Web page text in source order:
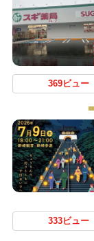
369ビュー
333ビュー